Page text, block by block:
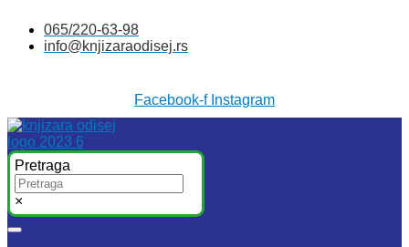
sadržaj
065/220-63-98
info@knjizaraodisej.rs
Facebook-f Instagram
Pretraga
×